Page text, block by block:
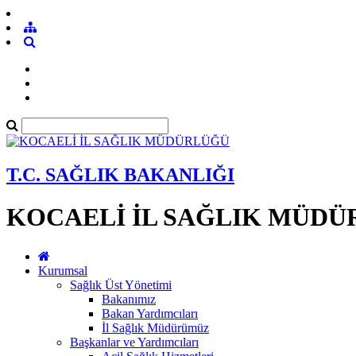
T.C. SAĞLIK BAKANLIĞI
KOCAELİ İL SAĞLIK
Kurumsal
Sağlık Üst Yönetimi
Bakanımız
Bakan Yardımcıları
İl Sağlık Müdürümüz
Başkanlar ve Yardımcıları